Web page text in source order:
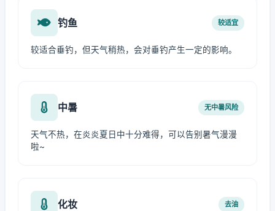
钓鱼 较适宜
较适合垂钓，但天气稍热，会对垂钓产生一定的影响。
中暑 无中暑风险
天气不热，在炎炎夏日中十分难得，可以告别暑气漫漫
啦~
化妆 去油